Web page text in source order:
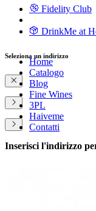
Fidelity Club
DrinkMe at
Home
Catalogo
Blog
Fine Wines
3PL
Haiveme
Contatti
Seleziona un indirizzo
Inserisci l'indirizzo